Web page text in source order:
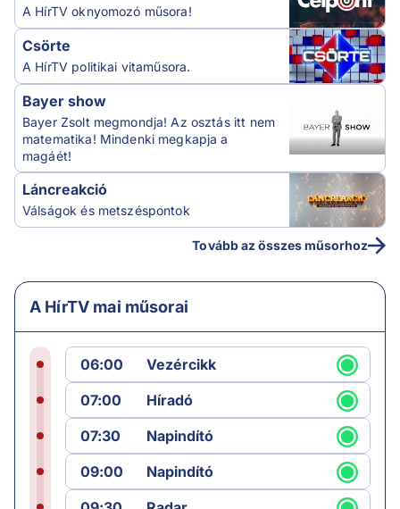
A HírTV oknyomozó műsora!
Csörte
A HírTV politikai vitaműsora.
Bayer show
Bayer Zsolt megmondja! Az osztás itt nem
matematika! Mindenki megkapja a
magáét!
Láncreakció
Válságok és metszéspontok
Tovább az összes műsorhoz
A HírTV mai műsorai
06:00
Vezércikk
07:00
Híradó
07:30
Napindító
09:00
Napindító